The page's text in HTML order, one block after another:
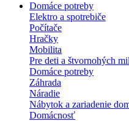
Domáce potreby
Elektro a spotrebiče
Počítače
Hračky
Mobilita
Pre deti a štvornohých
Domáce potreby
Záhrada
Náradie
Nábytok a zariadenie
Domácnosť